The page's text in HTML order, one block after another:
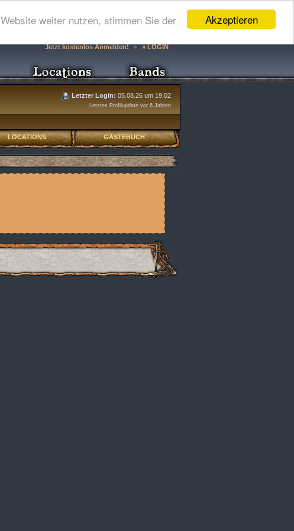
Akzeptieren
weiter nutzen, stimmen Sie der
Jetzt kostenlos Anmelden! » LOGIN
Letzter Login: 05.08.26 um 19:02
Letztes Profilupdate vor 6 Jahren
LOCATIONS GÄSTEBUCH